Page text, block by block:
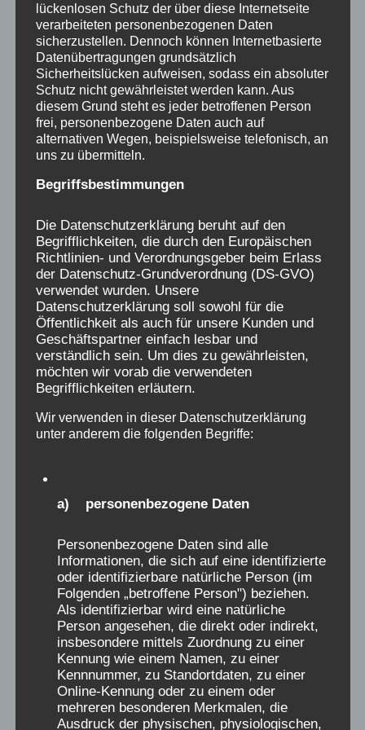
ausgenommen.
Informationen:
Bad Salzdetfurth war über Jahrzehnte ein
typischer Kinderkurort, wie es über drei
Jahrzehnte in Deutschland zahlreiche gab. Das
ganz Deutschland 400 Kinderkurbetten pro
Folberth, Sepp, 1964, S. 158), jedes dieser
Betten wurde durchschnittlich sieben mal im
Jahr neu belegt, macht also bei 400 Kurbetten
2800 Kinder, die diese Betten pro Jahr
belegten, Kurtaxe bezahlten und den Heimen
reichliche Tagesgeldeinnahmen (um 1964
meist 12 bis 18 DM pro Kind, pro Tag)
garantierten.
Die Verschickungskinder aus Bad Salzdetfurth,
übereinstimmend von Demütigungen,
Grausamkeiten und harte, nicht kindergerechte
sie wünschen sich Anerkennung ihres Leids,
Aufstellung einer Infotafel oder Gedenkstele an
einem zentralen Ort als Wiedergutmachung
und die Möglichkeit, in den Gebäuden ihrer
Heime Besuche machen zu dürfen. Sie wollen
niemanden persönlich anklagen, sondern den
Ursachen des Verschickungsphänomens
nachgehen. Dazu wünschen sie sich, den
traumatischen Erinnerungen zu
lückenlosen Schutz der über diese Internetseite
verarbeiteten personenbezogenen Daten
sicherzustellen. Dennoch können Internetbasierte
Datenübertragungen grundsätzlich
Sicherheitslücken aufweisen, sodass ein absoluter
Schutz nicht gewährleistet werden kann. Aus
diesem Grund steht es jeder betroffenen Person
frei, personenbezogene Daten auch auf
alternativen Wegen, beispielsweise telefonisch, an
uns zu übermitteln.
Begriffsbestimmungen
Die Datenschutzerklärung beruht auf den
Begrifflichkeiten, die durch den Europäischen
Richtlinien- und Verordnungsgeber beim Erlass
der Datenschutz-Grundverordnung (DS-GVO)
verwendet wurden. Unsere
Datenschutzerklärung soll sowohl für die
Öffentlichkeit als auch für unsere Kunden und
Geschäftspartner einfach lesbar und
verständlich sein. Um dies zu gewährleisten,
möchten wir vorab die verwendeten
Begrifflichkeiten erläutern.
Wir verwenden in dieser Datenschutzerklärung
unter anderem die folgenden Begriffe:
a) personenbezogene Daten
Personenbezogene Daten sind alle
Informationen, die sich auf eine identifizierte
oder identifizierbare natürliche Person (im
Folgenden „betroffene Person") beziehen.
Als identifizierbar wird eine natürliche
Person angesehen, die direkt oder indirekt,
insbesondere mittels Zuordnung zu einer
Kennung wie einem Namen, zu einer
Kennnummer, zu Standortdaten, zu einer
Online-Kennung oder zu einem oder
mehreren besonderen Merkmalen, die
Ausdruck der physischen, physiologischen,